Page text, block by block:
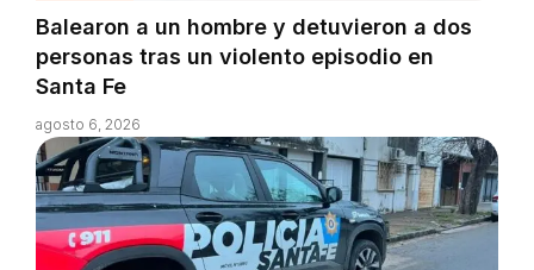
Balearon a un hombre y detuvieron a dos
personas tras un violento episodio en
Santa Fe
agosto 6, 2026